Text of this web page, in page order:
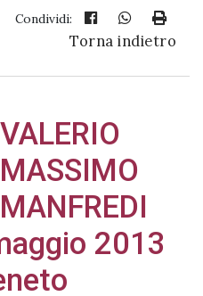
Condividi:
Torna indietro
VALERIO
MASSIMO
MANFREDI
2013